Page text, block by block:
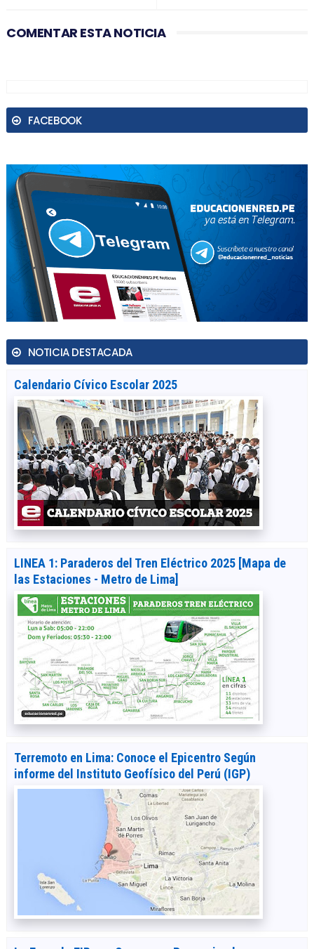
COMENTAR ESTA NOTICIA
FACEBOOK
NOTICIA DESTACADA
Calendario Cívico Escolar 2025
LINEA 1: Paraderos del Tren Eléctrico 2025 [Mapa de
las Estaciones - Metro de Lima]
Terremoto en Lima: Conoce el Epicentro Según
informe del Instituto Geofísico del Perú (IGP)